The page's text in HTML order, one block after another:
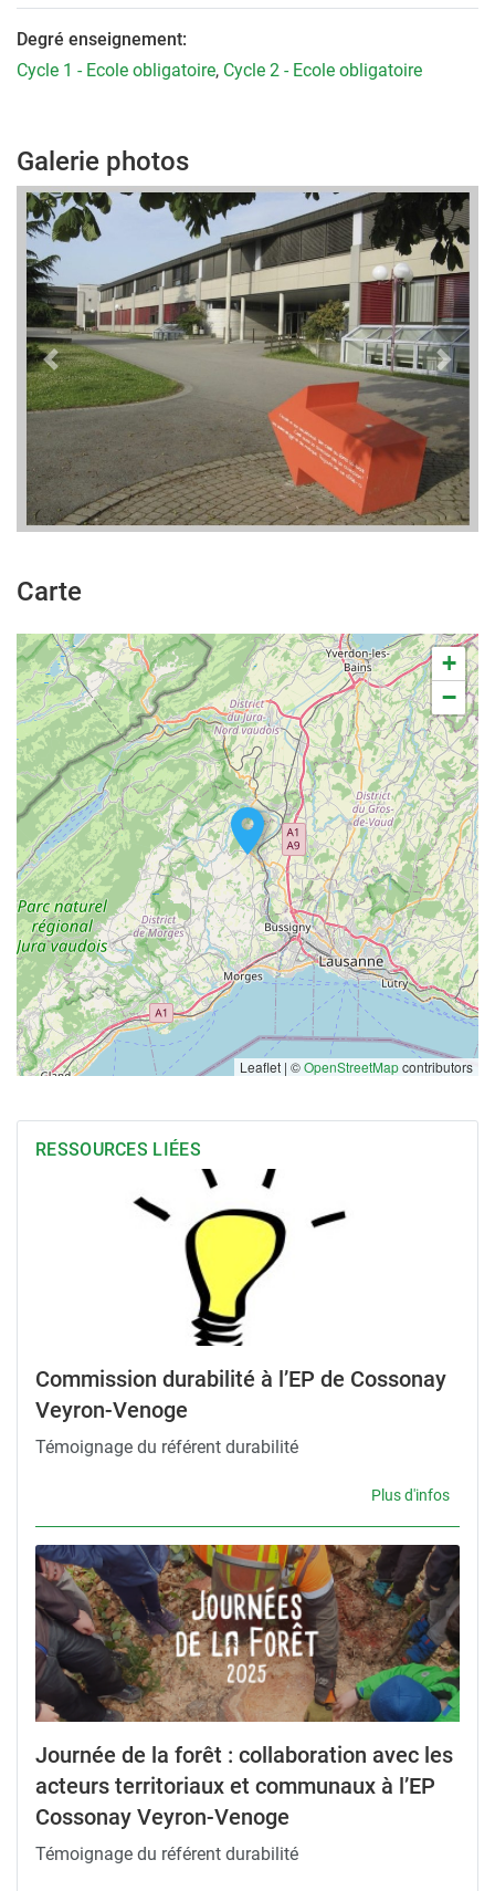
Degré enseignement:
Cycle 1 - Ecole obligatoire, Cycle 2 - Ecole obligatoire
Galerie photos
Previous Next
Carte
+
−
Leaflet | ©OpenStreetMapcontributors
RESSOURCES LIÉES
Commission durabilité à l’EP de Cossonay
Veyron-Venoge
Témoignage du référent durabilité
Plus d'infos
Journée de la forêt : collaboration avec les
acteurs territoriaux et communaux à l’EP
Cossonay Veyron-Venoge
Témoignage du référent durabilité